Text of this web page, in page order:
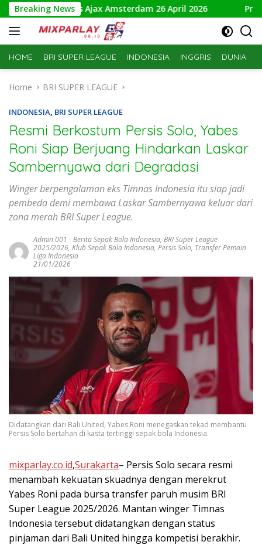
Skip
to
content
Breaking News
Breda vs Ajax Amsterdam 26 April 2026 Prediksi
HOME BRI SUPER LEAGUE INDONESIA INGGRIS DUNIA
Home BRI SUPER LEAGUE
INDONESIA, BRI SUPER LEAGUE
Resmi Berkostum Persis Solo, Yabes
Roni Siap Berjuang Hindarkan Laskar
Sambernyawa dari Degradasi
Winger berpengalaman eks Timnas Indonesia itu siap jadi
pembeda demi membawa Laskar Sambernyawa keluar dari
zona merah BRI Super League.
Admin 001 -Berita Sepak Bola Indonesia, BRI Super League
2025/2026, Klub Sepak Bola Indonesia, Persis Solo, Transfer Pemain
Liga Indonesia
21/01/2026
Didatangkan dari Bali United, Yabes Roni menegaskan tekad membantu
Persis Solo bertahan di kasta tertinggi sepak bola Indonesia.
mixparlay.co.id,Surakarta– Persis Solo secara resmi
menambah kekuatan skuadnya dengan merekrut
Yabes Roni pada bursa transfer paruh musim BRI
Super League 2025/2026. Mantan winger Timnas
Indonesia tersebut didatangkan dengan status
pinjaman dari Bali United hingga kompetisi berakhir.